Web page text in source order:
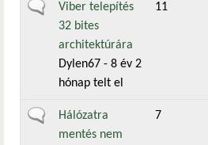
Általános téma
Viber telepítés
32 bites
architektúrára
Dylen67 - 8 év 2
hónap telt el
11
Általános téma
Hálózatra
mentés nem
7